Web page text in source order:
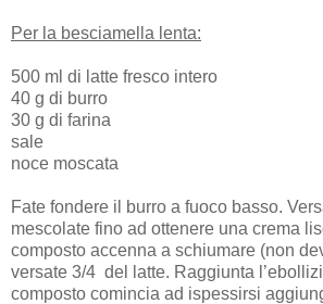
Per la besciamella lenta:
500 ml di latte fresco intero
40 g di burro
30 g di farina
sale
noce moscata
Fate fondere il burro a fuoco basso.
mescolate fino ad ottenere una crema
composto accenna a schiumare (non
versate 3/4 del latte. Raggiunta
composto comincia ad ispessirsi